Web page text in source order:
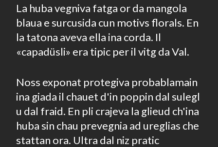
La huba vegniva fatga or da mangola
blaua e surcusida cun motivs florals. En
la tatona aveva ella ina corda. Il
«capadüsli» era tipic per il vitg da Val.
Noss exponat protegiva probablamain
ina giada il chauet d'in poppin dal sulegl
u dal fraid. En pli crajeva la glieud ch'ina
huba sin chau prevegnia ad ureglias che
stattan ora. Ultra dal niz pratic